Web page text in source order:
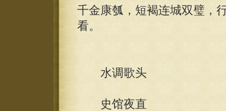
千金康瓠，短褐连城双璧，
看。
水调歌头
史馆夜直